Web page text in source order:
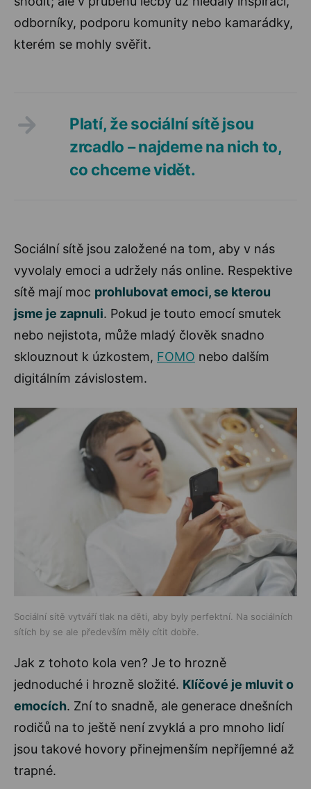
odborníky, podporu komunity nebo kamarádky,
kterém se mohly svěřit.
Platí, že sociální sítě jsou
zrcadlo – najdeme na nich to,
co chceme vidět.
Sociální sítě jsou založené na tom, aby v nás
vyvolaly emoci a udržely nás online. Respektive
sítě mají moc prohlubovat emoci, se kterou
jsme je zapnuli. Pokud je touto emocí smutek
nebo nejistota, může mladý člověk snadno
sklouznout k úzkostem, FOMO nebo dalším
digitálním závislostem.
Sociální sítě vytváří tlak na děti, aby byly perfektní. Na sociálních
sítích by se ale především měly cítit dobře.
Jak z tohoto kola ven? Je to hrozně
jednoduché i hrozně složité. Klíčové je mluvit o
emocích. Zní to snadně, ale generace dnešních
rodičů na to ještě není zvyklá a pro mnoho lidí
jsou takové hovory přinejmenším nepříjemné až
trapné.